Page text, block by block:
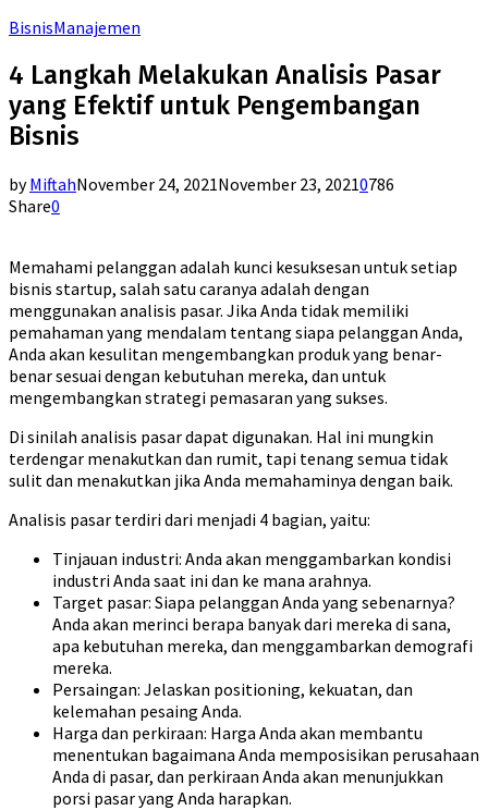
BisnisManajemen
4 Langkah Melakukan Analisis Pasar
yang Efektif untuk Pengembangan
Bisnis
byMiftahNovember 24, 2021November 23, 20210786
Share0
Memahami pelanggan adalah kunci kesuksesan untuk setiap
bisnis startup, salah satu caranya adalah dengan
menggunakan analisis pasar. Jika Anda tidak memiliki
pemahaman yang mendalam tentang siapa pelanggan Anda,
Anda akan kesulitan mengembangkan produk yang benar-
benar sesuai dengan kebutuhan mereka, dan untuk
mengembangkan strategi pemasaran yang sukses.
Di sinilah analisis pasar dapat digunakan. Hal ini mungkin
terdengar menakutkan dan rumit, tapi tenang semua tidak
sulit dan menakutkan jika Anda memahaminya dengan baik.
Analisis pasar terdiri dari menjadi 4 bagian, yaitu:
Tinjauan industri: Anda akan menggambarkan kondisi
industri Anda saat ini dan ke mana arahnya.
Target pasar: Siapa pelanggan Anda yang sebenarnya?
Anda akan merinci berapa banyak dari mereka di sana,
apa kebutuhan mereka, dan menggambarkan demografi
mereka.
Persaingan: Jelaskan positioning, kekuatan, dan
kelemahan pesaing Anda.
Harga dan perkiraan: Harga Anda akan membantu
menentukan bagaimana Anda memposisikan perusahaan
Anda di pasar, dan perkiraan Anda akan menunjukkan
porsi pasar yang Anda harapkan.